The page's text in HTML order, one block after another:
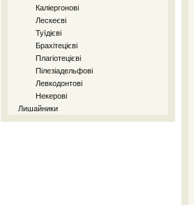
Каліергонові
Лескеєві
Туїдієві
Брахітецієві
Плагіотецієві
Пілезіадельфові
Левкодонтові
Некерові
Лишайники